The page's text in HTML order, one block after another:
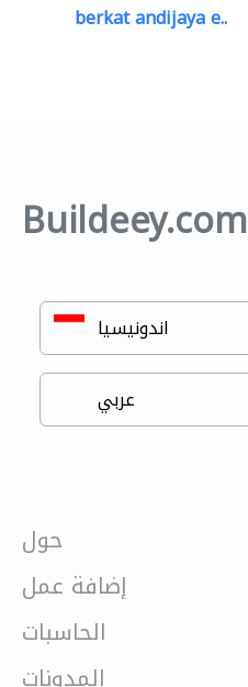
berkat andijaya e..
Buildeey.com
حول
إضافة عمل
الحاسبات
المدونات